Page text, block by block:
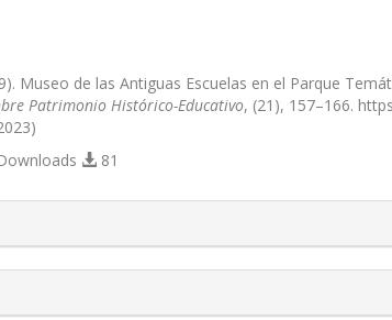
Museo de las Antiguas Escuelas en el Parque
Patrimonio Histórico-Educativo, (21), 157–166.
81